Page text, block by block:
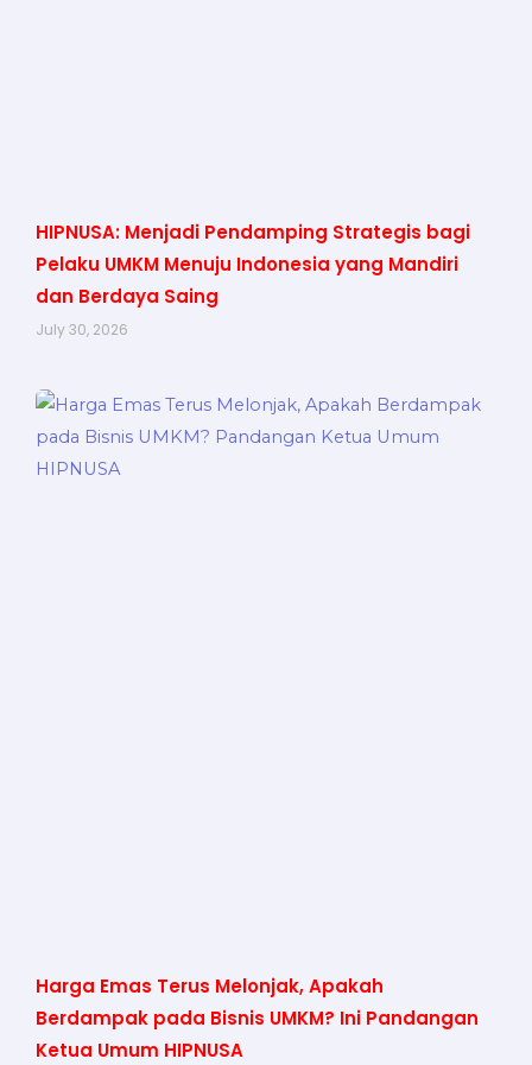
HIPNUSA: Menjadi Pendamping Strategis bagi
Pelaku UMKM Menuju Indonesia yang Mandiri
dan Berdaya Saing
July 30, 2026
Harga Emas Terus Melonjak, Apakah
Berdampak pada Bisnis UMKM? Ini Pandangan
Ketua Umum HIPNUSA